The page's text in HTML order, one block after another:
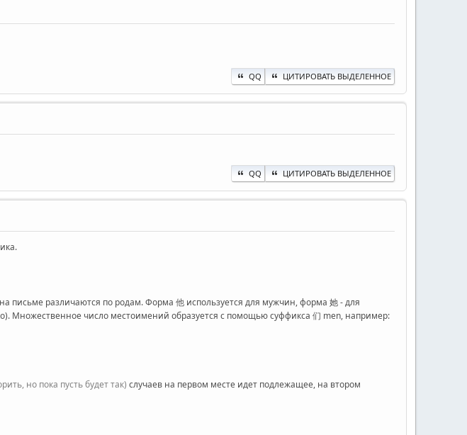
QQ ЦИТИРОВАТЬ ВЫДЕЛЕННОЕ
QQ ЦИТИРОВАТЬ ВЫДЕЛЕННОЕ
письме различаются по родам. Форма 他 используется для мужчин, форма 她 - для
Множественное число местоимений образуется с помощью суффикса 们 men, например:
но пока пусть будет так) случаев на первом месте идет подлежащее, на втором